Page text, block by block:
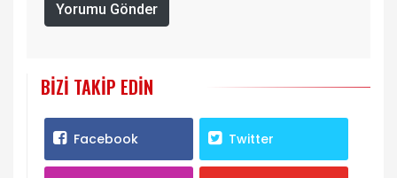
Yorumu Gönder
BIZI TAKIP EDIN
Facebook Twitter